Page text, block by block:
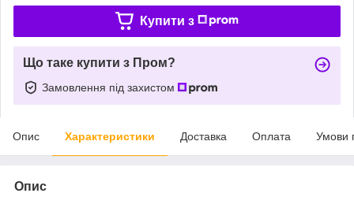
Купити з
Що таке купити з Пром?
Замовлення під захистом
Опис Характеристики Доставка Оплата Умови
Опис